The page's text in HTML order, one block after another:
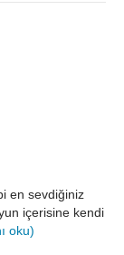
en sevdiğiniz
içerisine kendi
oku)